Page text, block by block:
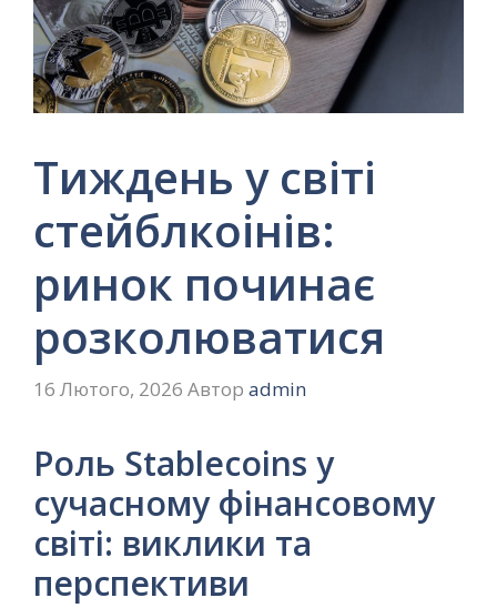
Тиждень у світі
стейблкоінів:
ринок починає
розколюватися
16 Лютого, 2026 Автор admin
Роль Stablecoins у
сучасному фінансовому
світі: виклики та
перспективи